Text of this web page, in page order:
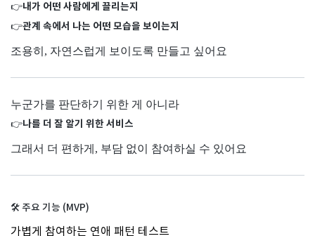
👉내가 어떤 사람에게 끌리는지
👉관계 속에서 나는 어떤 모습을 보이는지
조용히, 자연스럽게 보이도록 만들고 싶어요
누군가를 판단하기 위한 게 아니라
👉나를 더 잘 알기 위한 서비스
그래서 더 편하게, 부담 없이 참여하실 수 있어요
🛠주요 기능 (MVP)
가볍게 참여하는 연애 패턴 테스트